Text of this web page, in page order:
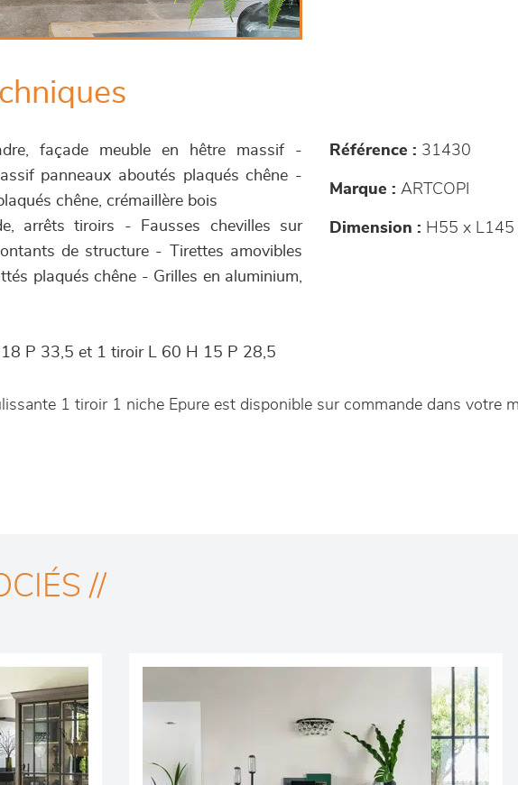
façade meuble en hêtre massif -
panneaux aboutés plaqués chêne -
chêne, crémaillère bois
arrêts tiroirs - Fausses chevilles sur
de structure - Tirettes amovibles
plaqués chêne - Grilles en aluminium,
P 33,5 et 1 tiroir L 60 H 15 P 28,5
Référence : 31430
Marque : ARTCOPI
Dimension : H55 x L145
1 tiroir 1 niche Epure est disponible sur commande dans votre
//